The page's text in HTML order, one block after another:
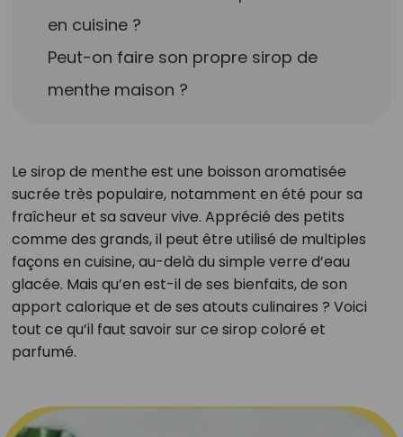
en cuisine ?
Peut-on faire son propre sirop de
menthe maison ?
Le sirop de menthe est une boisson aromatisée
sucrée très populaire, notamment en été pour sa
fraîcheur et sa saveur vive. Apprécié des petits
comme des grands, il peut être utilisé de multiples
façons en cuisine, au-delà du simple verre d’eau
glacée. Mais qu’en est-il de ses bienfaits, de son
apport calorique et de ses atouts culinaires ? Voici
tout ce qu’il faut savoir sur ce sirop coloré et
parfumé.